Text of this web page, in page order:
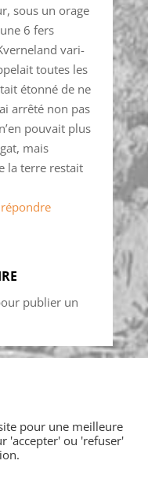
sous un orage
6 fers
vari-
toutes les
étonné de ne
arrêté non pas
pouvait plus
mais
la terre restait
publier un
annonces
pour une meilleure
'accepter' ou 'refuser'